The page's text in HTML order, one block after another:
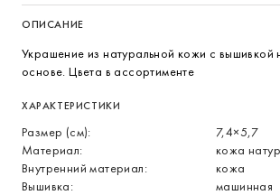
ОПИСАНИЕ
Украшение из натуральной кожи с вышивкой
основе. Цвета в ассортименте
ХАРАКТЕРИСТИКИ
Размер (см):
7,4×5,7
Материал:
кожа
Внутренний материал:
кожа
Вышивка:
машинная